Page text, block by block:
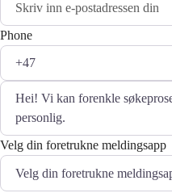
Phone
Velg din foretrukne meldingsapp